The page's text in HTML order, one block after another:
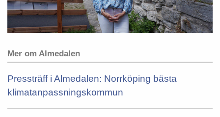
Mer om Almedalen
Pressträff i Almedalen: Norrköping bästa
klimatanpassningskommun